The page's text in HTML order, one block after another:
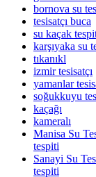
bornova su
tesisatçı buca
su kaçak
karşıyaka su
tıkanıkl
izmir tesisatçı
yamanlar
soğukkuyu
kaçağı
kameralı
Manisa Su
tespiti
Sanayi Su
tespiti